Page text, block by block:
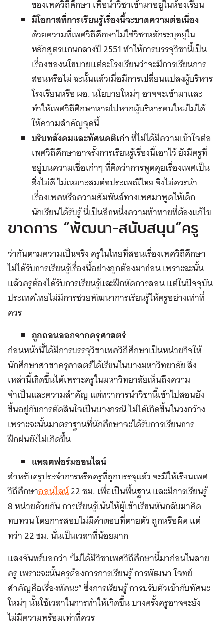
ของเพศวิถีศึกษา เพื่อนำวิชาเข้ามาอยู่ในห้องเรียน
มีโอกาสที่การเรียนรู้เรื่องนี้จะขาดความต่อเนื่อง
ด้วยความที่เพศวิถีศึกษาไม่ใช่วิชาหลักระบุอยู่ใน
หลักสูตรแกนกลางปี 2551 ทำให้การบรรจุวิชานี้เป็น
เรื่องของนโยบายแต่ละโรงเรียนว่าจะมีการเรียนการ
สอนหรือไม่ ฉะนั้นแล้วเมื่อมีการเปลี่ยนแปลงผู้บริหาร
โรงเรียนหรือ ผอ. นโยบายใหม่ๆ อาจจะเข้ามาและ
ทำให้เพศวิถีศึกษาหายไปหากผู้บริหารคนใหม่ไม่ได้
ให้ความสำคัญจุดนี้
บริบทสังคมและทัศนคติเก่าที่ไม่ได้มีความเข้าใจต่อ
เพศวิถีศึกษาอาจรั้งการเรียนรู้เรื่องนี้เอาไว้ ยังมีครูที่
อยู่บนความเชื่อเก่าๆ ที่คิดว่าการพูดคุยเรื่องเพศเป็น
สิ่งไม่ดี ไม่เหมาะสมต่อประเพณีไทย จึงไม่ควรนำ
เรื่องเพศหรือความสัมพันธ์ทางเพศมาพูดให้เด็ก
นักเรียนได้รับรู้ นี่เป็นอีกหนึ่งความท้าทายที่ต้องแก้ไข
ขาดการ “พัฒนา-สนับสนุน”ครู
ว่ากันตามความเป็นจริง ครูในไทยที่สอนเรื่องเพศวิถีศึกษา
ไม่ได้รับการเรียนรู้เรื่องนี้อย่างถูกต้องมาก่อน เพราะฉะนั้น
แล้วครูต้องได้รับการเรียนรู้และฝึกหัดการสอน แต่ในปัจจุบัน
ประเทศไทยไม่มีการช่วยพัฒนาการเรียนรู้ให้ครูอย่างเท่าที่
ควร
ถูกถอนออกจากครุศาสตร์
ก่อนหน้านี้ได้มีการบรรจุวิชาเพศวิถีศึกษาเป็นหน่วยกิจให้
นักศึกษาสาขาครุศาสตร์ได้เรียนในบางมหาวิทยาลัย สิ่ง
เหล่านี้เกิดขึ้นได้เพราะครูในมหาวิทยาลัยเห็นถึงความ
จำเป็นและความสำคัญ แต่ทว่าการนำวิชานี้เข้าไปสอนยัง
ขึ้นอยู่กับการตัดสินใจเป็นบางกรณี ไม่ได้เกิดขึ้นในวงกว้าง
เพราะฉะนั้นมาตราฐานที่นักศึกษาจะได้รับการเรียนการ
ฝึกฝนยังไม่เกิดขึ้น
แพลตฟอร์มออนไลน์
สำหรับครูประจำการหรือครูที่ถูกบรรจุแล้ว จะมีให้เรียนเพศ
วิถีศึกษาออนไลน์22 ชม. เพื่อเป็นพื้นฐาน และมีการเรียนรู้
8 หน่วยด้วยกัน การเรียนรู้เน้นให้ผู้เข้าเรียนหันกลับมาคิด
ทบทวน โดยการสอบไม่มีคำตอบที่ตายตัว ถูกหรือผิด แต่
ทว่า 22 ชม. นั่นเป็นเวลาที่น้อยมาก
แสงจันทร์บอกว่า “ไม่ได้มีวิชาเพศวิถีศึกษานี้มาก่อนในสาย
ครู เพราะฉะนั้นครูต้องการการเรียนรู้ การพัฒนา โจทย์
สำคัญคือเรื่องทัศนะ” ซึ่งการเรียนรู้ การปรับตัวเข้ากับทัศนะ
ใหม่ๆ นั้นใช้เวลาในการทำให้เกิดขึ้น บางครั้งครูอาจจะยัง
ไม่มีความพร้อมเท่าที่ควร